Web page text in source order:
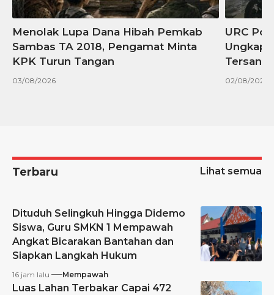
Menolak Lupa Dana Hibah Pemkab
Sambas TA 2018, Pengamat Minta
KPK Turun Tangan
03/08/2026
URC
Ungkap
02/08/2026
Terbaru Lihat semua
Dituduh Selingkuh Hingga Didemo
Siswa, Guru SMKN 1 Mempawah
Angkat Bicarakan Bantahan dan
Siapkan Langkah Hukum
16 jam lalu Mempawah
Luas Lahan Terbakar Capai 472